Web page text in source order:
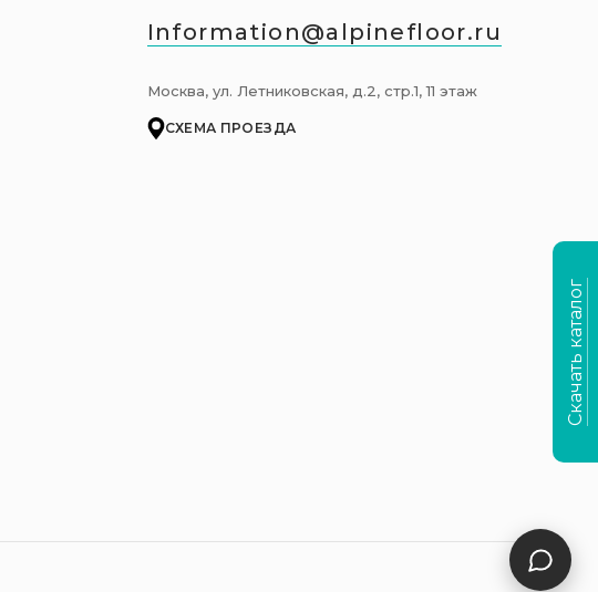
Information@alpinefloor.ru
Москва, ул. Летниковская, д.2, стр.1, 11 этаж
СХЕМА ПРОЕЗДА
Скачать каталог